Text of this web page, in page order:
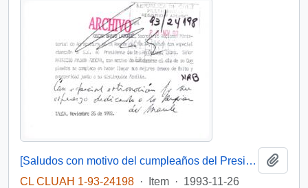
[Saludos con motivo del cumpleaños del Presidente]
CL CLUAH 1-93-24198 · Item · 1993-11-26